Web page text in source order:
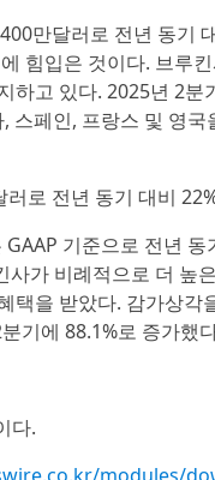
만달러로 전년 동기
힘입은 것이다. 브루
하고 있다. 2025년 2
스페인, 프랑스 및 영
로 전년 동기 대비
GAAP 기준으로 전년
가 비례적으로 더 높
택을 받았다. 감가상
기에 88.1%로 증가했
다.